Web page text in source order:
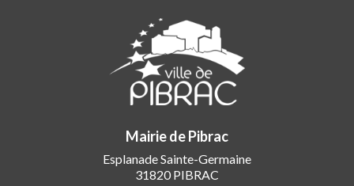
Mairie de Pibrac
Esplanade Sainte-Germaine
31820 PIBRAC